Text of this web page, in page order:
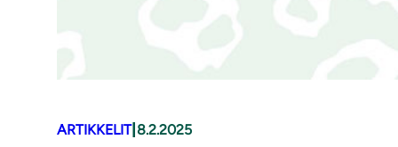
ARTIKKELIT| 8.2.2025